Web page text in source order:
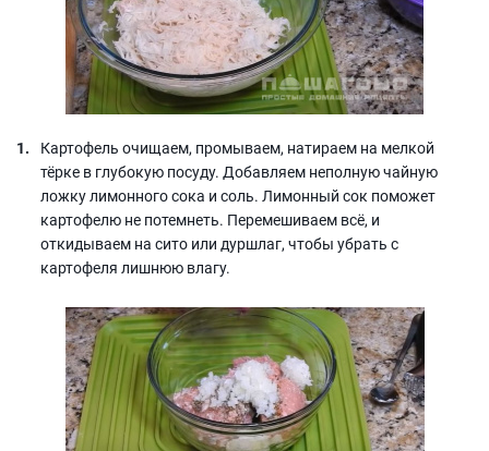
Картофель очищаем, промываем, натираем на мелкой
тёрке в глубокую посуду. Добавляем неполную чайную
ложку лимонного сока и соль. Лимонный сок поможет
картофелю не потемнеть. Перемешиваем всё, и
откидываем на сито или дуршлаг, чтобы убрать с
картофеля лишнюю влагу.